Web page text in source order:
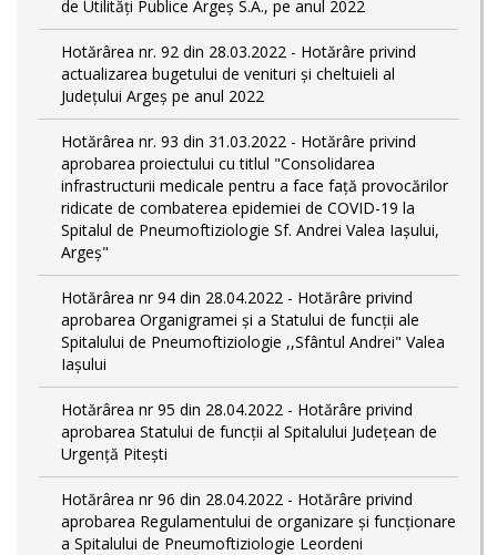
de Utilități Publice Argeș S.A., pe anul 2022
Hotărârea nr. 92 din 28.03.2022 - Hotărâre privind
actualizarea bugetului de venituri și cheltuieli al
Județului Argeș pe anul 2022
Hotărârea nr. 93 din 31.03.2022 - Hotărâre privind
aprobarea proiectului cu titlul "Consolidarea
infrastructurii medicale pentru a face față provocărilor
ridicate de combaterea epidemiei de COVID-19 la
Spitalul de Pneumoftiziologie Sf. Andrei Valea Iașului,
Argeș"
Hotărârea nr 94 din 28.04.2022 - Hotărâre privind
aprobarea Organigramei și a Statului de funcții ale
Spitalului de Pneumoftiziologie ,,Sfântul Andrei" Valea
Iașului
Hotărârea nr 95 din 28.04.2022 - Hotărâre privind
aprobarea Statului de funcții al Spitalului Județean de
Urgență Pitești
Hotărârea nr 96 din 28.04.2022 - Hotărâre privind
aprobarea Regulamentului de organizare și funcționare
a Spitalului de Pneumoftiziologie Leordeni